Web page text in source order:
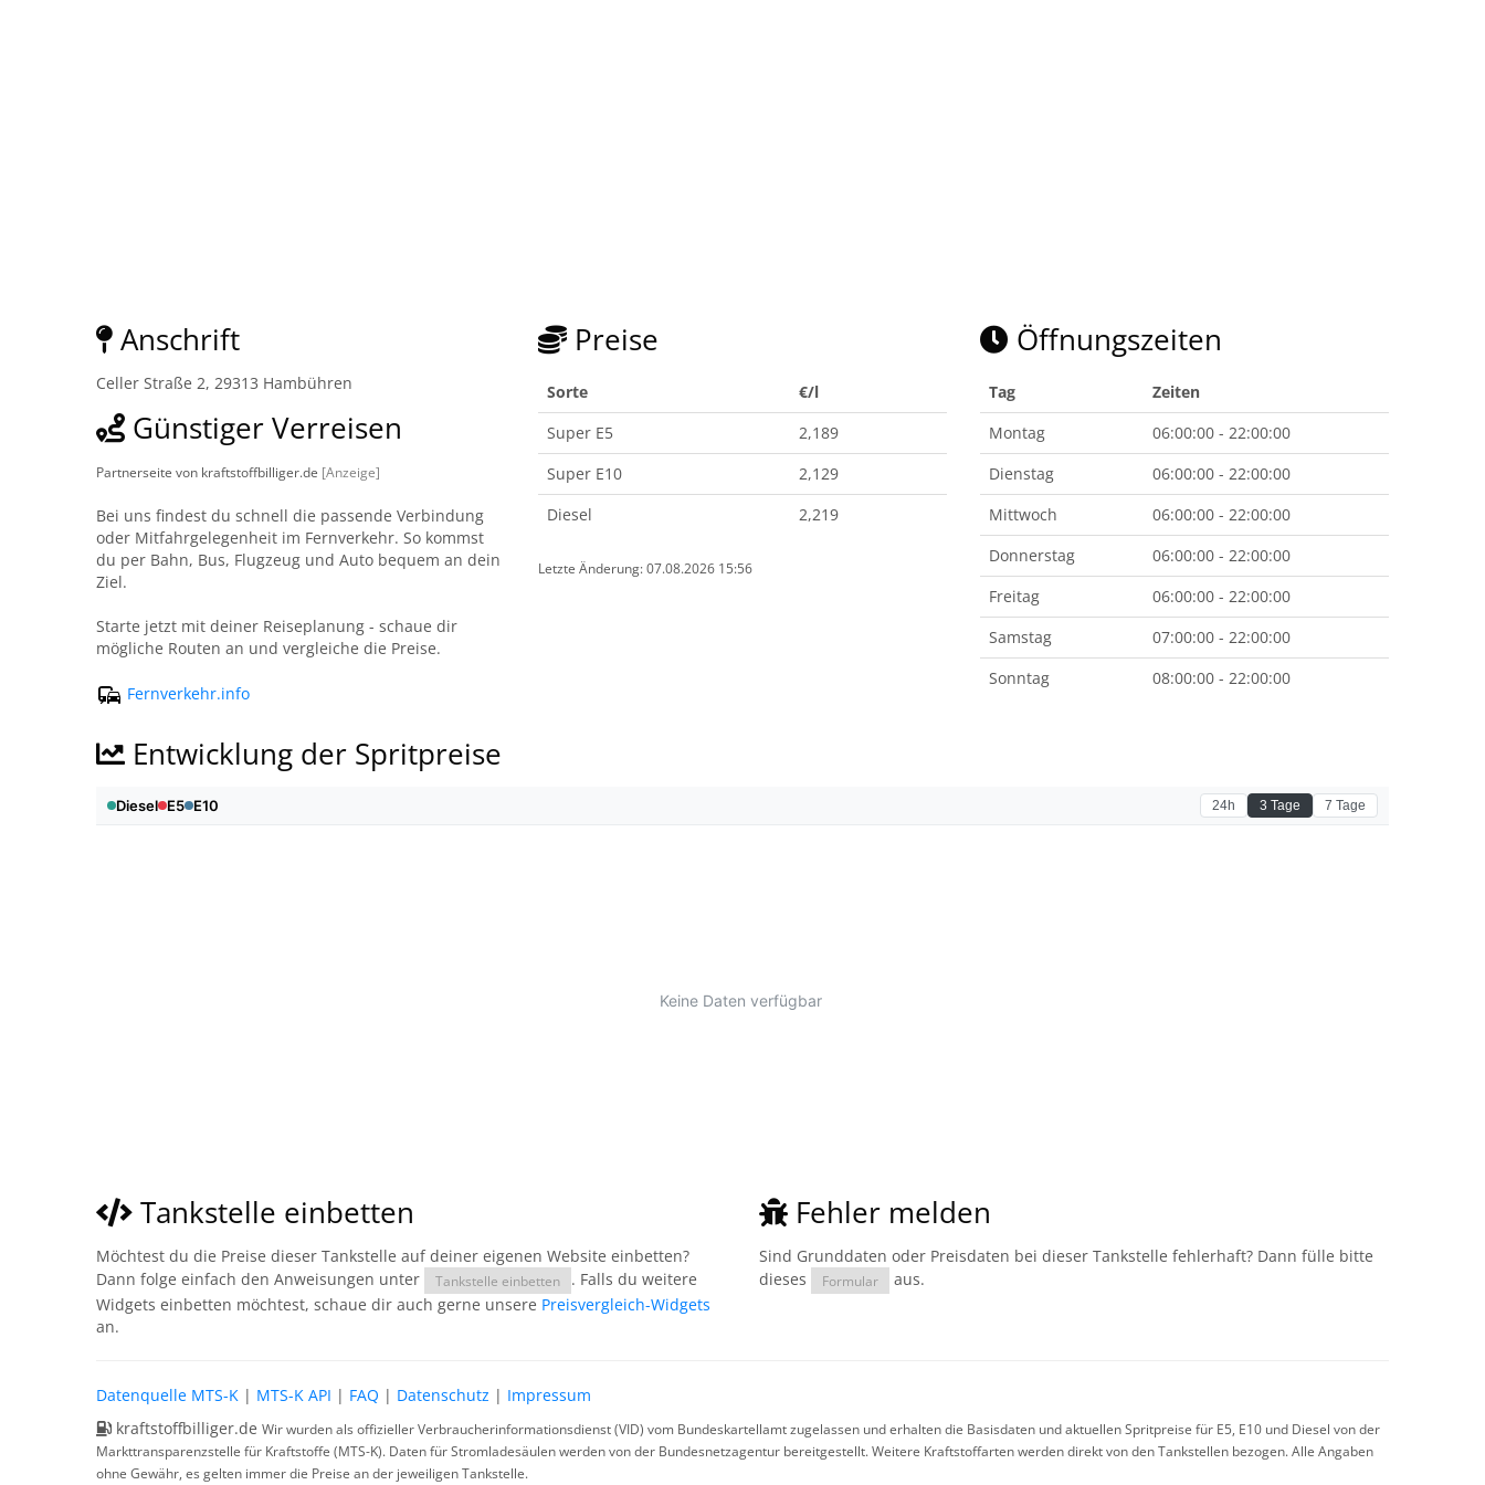
Anschrift
Celler Straße 2, 29313 Hambühren
Günstiger Verreisen
Partnerseite von kraftstoffbilliger.de [Anzeige]
Bei uns findest du schnell die passende Verbindung
oder Mitfahrgelegenheit im Fernverkehr. So kommst
du per Bahn, Bus, Flugzeug und Auto bequem an dein
Ziel.
Starte jetzt mit deiner Reiseplanung - schaue dir
mögliche Routen an und vergleiche die Preise.
Fernverkehr.info
Preise
Sorte
€/l
Super E5
2,189
Super E10
2,129
Diesel
2,219
Letzte Änderung: 07.08.2026 15:56
Öffnungszeiten
Tag
Zeiten
Montag
06:00:00 - 22:00:00
Dienstag
06:00:00 - 22:00:00
Mittwoch
06:00:00 - 22:00:00
Donnerstag
06:00:00 - 22:00:00
Freitag
06:00:00 - 22:00:00
Samstag
07:00:00 - 22:00:00
Sonntag
08:00:00 - 22:00:00
Entwicklung der Spritpreise
Tankstelle einbetten
Möchtest du die Preise dieser Tankstelle auf deiner eigenen Website einbetten?
Dann folge einfach den Anweisungen unter
Tankstelle einbetten
. Falls du weitere
Widgets einbetten möchtest, schaue dir auch gerne unsere Preisvergleich-Widgets
an.
Fehler melden
Sind Grunddaten oder Preisdaten bei dieser Tankstelle fehlerhaft? Dann fülle bitte
dieses
Formular aus.
Datenquelle MTS-K | MTS-K API | FAQ | Datenschutz | Impressum
kraftstoffbilliger.de Wir wurden als offizieller Verbraucherinformationsdienst (VID) vom Bundeskartellamt zugelassen und erhalten die Basisdaten und aktuellen Spritpreise für E5, E10 und Diesel von der
Markttransparenzstelle für Kraftstoffe (MTS-K). Daten für Stromladesäulen werden von der Bundesnetzagentur bereitgestellt. Weitere Kraftstoffarten werden direkt von den Tankstellen bezogen. Alle Angaben
ohne Gewähr, es gelten immer die Preise an der jeweiligen Tankstelle.